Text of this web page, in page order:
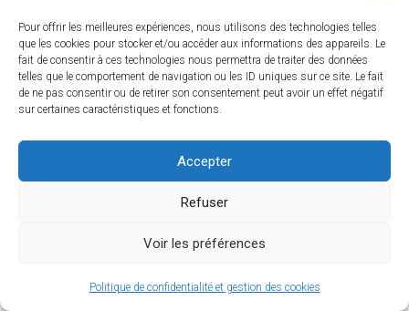
Pour offrir les meilleures expériences, nous utilisons des technologies telles
que les cookies pour stocker et/ou accéder aux informations des appareils. Le
fait de consentir à ces technologies nous permettra de traiter des données
telles que le comportement de navigation ou les ID uniques sur ce site. Le fait
de ne pas consentir ou de retirer son consentement peut avoir un effet négatif
sur certaines caractéristiques et fonctions.
Accepter
Refuser
Voir les préférences
Politique de confidentialité et gestion des cookies
décembre 2024
novembre 2024
octobre 2024
mai 2024